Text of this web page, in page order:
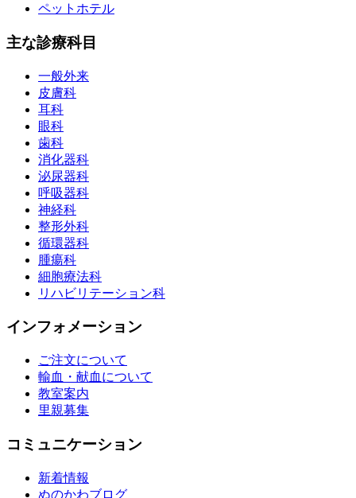
ペットホテル
主な診療科目
一般外来
皮膚科
耳科
眼科
歯科
消化器科
泌尿器科
呼吸器科
神経科
整形外科
循環器科
腫瘍科
細胞療法科
リハビリテーション科
インフォメーション
ご注文について
輸血・献血について
教室案内
里親募集
コミュニケーション
新着情報
ぬのかわブログ